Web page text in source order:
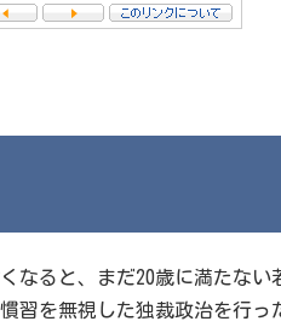
なると、まだ20歳に満たない
習を無視した独裁政治を行っ